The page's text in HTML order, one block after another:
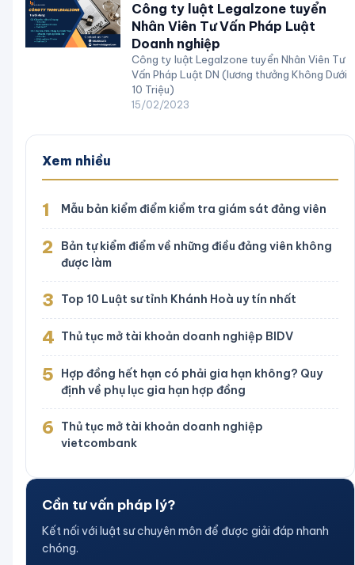
Công ty luật Legalzone tuyển
Nhân Viên Tư Vấn Pháp Luật
Doanh nghiệp
Công ty luật Legalzone tuyển Nhân Viên Tư
Vấn Pháp Luật DN (lương thưởng Không Dưới
10 Triệu)
15/02/2023
Xem nhiều
1 Mẫu bản kiểm điểm kiểm tra giám sát đảng viên
2
Bản tự kiểm điểm về những điều đảng viên không
được làm
3 Top 10 Luật sư tỉnh Khánh Hoà uy tín nhất
4 Thủ tục mở tài khoản doanh nghiệp BIDV
5
Hợp đồng hết hạn có phải gia hạn không? Quy
định về phụ lục gia hạn hợp đồng
6
Thủ tục mở tài khoản doanh nghiệp
vietcombank
Cần tư vấn pháp lý?
Kết nối với luật sư chuyên môn để được giải đáp nhanh
chóng.